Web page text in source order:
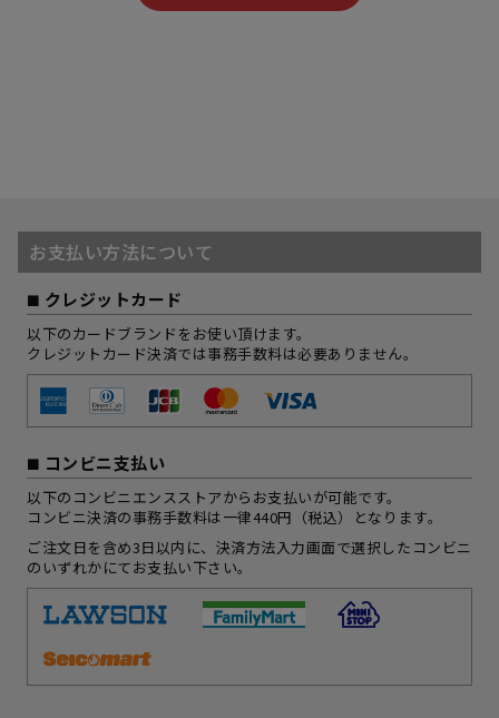
お支払い方法について
クレジットカード
以下のカードブランドをお使い頂けます。
クレジットカード決済では事務手数料は必要ありません。
コンビニ支払い
以下のコンビニエンスストアからお支払いが可能です。
コンビニ決済の事務手数料は一律440円（税込）となります。
ご注文日を含め3日以内に、決済方法入力画面で選択したコンビニ
のいずれかにてお支払い下さい。